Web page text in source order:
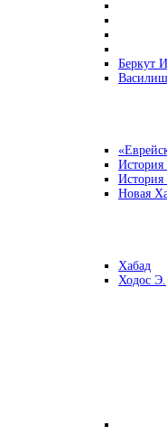
Беркут
Новая
Хабад
Ходос Э.